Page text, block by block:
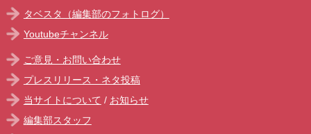
タベスタ（編集部のフォトログ）
Youtubeチャンネル
ご意見・お問い合わせ
プレスリリース・ネタ投稿
当サイトについて / お知らせ
編集部スタッフ